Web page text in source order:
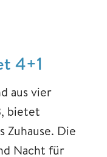
4+1
aus vier
bietet
Zuhause. Die
Nacht für